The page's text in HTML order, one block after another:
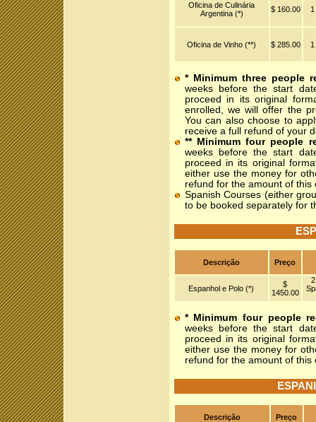
Oficina de Culinária
Argentina (*)
$ 160.00
Oficina de Vinho (**) $ 285.00
* Minimum three people
weeks before the start
proceed in its original
enrolled, we will offer the
You can also choose to
receive a full refund of your
** Minimum four people
weeks before the start
proceed in its original
either use the money for
refund for the amount of this
Spanish Courses (either
to be booked separately for
Descrição Preço
Espanhol e Polo (*)
$
1450.00
* Minimum four people
weeks before the start
proceed in its original
either use the money for
refund for the amount of this
Descrição Preço